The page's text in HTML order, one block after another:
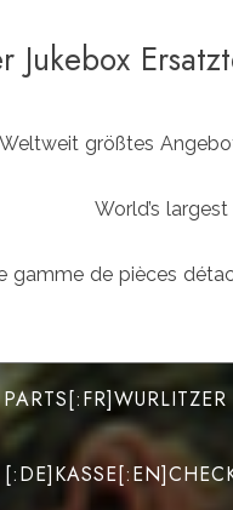
Jukebox
Weltweit größtes
World’s
gamme de pièces